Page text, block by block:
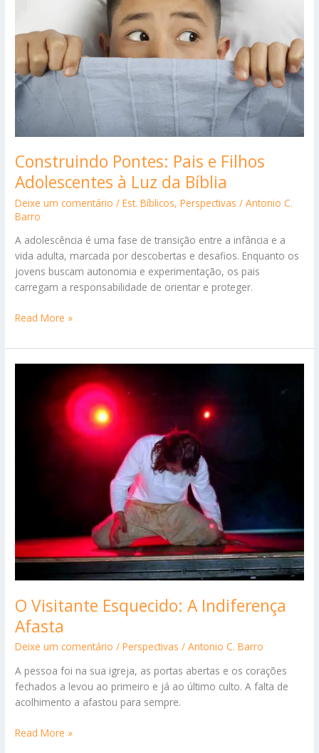
Construindo Pontes: Pais e Filhos
Adolescentes à Luz da Bíblia
Deixe um comentário /Est. Bíblicos,Perspectivas /Antonio C.
Barro
A adolescência é uma fase de transição entre a infância e a
vida adulta, marcada por descobertas e desafios. Enquanto os
jovens buscam autonomia e experimentação, os pais
carregam a responsabilidade de orientar e proteger.
Construindo
Pais
e
Adolescentes
Read More »
O Visitante Esquecido: A Indiferença
Afasta
Deixe um comentário /Perspectivas /Antonio C. Barro
A pessoa foi na sua igreja, as portas abertas e os corações
fechados a levou ao primeiro e já ao último culto. A falta de
acolhimento a afastou para sempre.
O
Read More »